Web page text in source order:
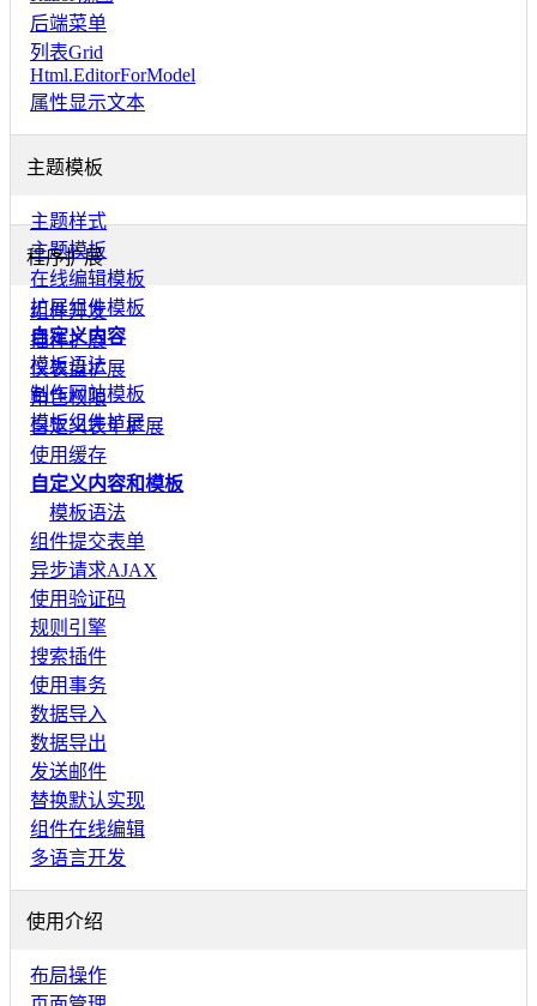
后端菜单
列表Grid
Html.EditorForModel
属性显示文本
主题模板
主题样式
主题模板
在线编辑模板
扩展组件模板
自定义内容
模板语法
制作网站模板
模板组件扩展
程序扩展
组件开发
插件扩展
仪表盘扩展
角色权限
自定义表单扩展
使用缓存
自定义内容和模板
模板语法
组件提交表单
异步请求AJAX
使用验证码
规则引擎
搜索插件
使用事务
数据导入
数据导出
发送邮件
替换默认实现
组件在线编辑
多语言开发
使用介绍
布局操作